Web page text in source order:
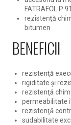
FATRAFOL P
rezistenţă
bitumen
BENEFICII
rezistenţă
rigiditate şi
rezistenţă
permeabilitate
rezistenţă
sudabilitate